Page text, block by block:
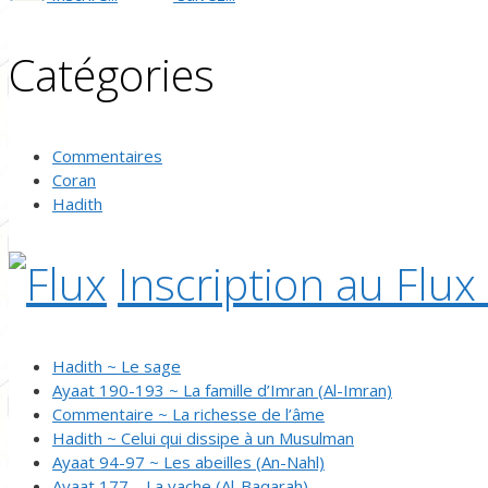
Catégories
Commentaires
Coran
Hadith
Inscription au Flux
Hadith ~ Le sage
Ayaat 190-193 ~ La famille d’Imran (Al-Imran)
Commentaire ~ La richesse de l’âme
Hadith ~ Celui qui dissipe à un Musulman
Ayaat 94-97 ~ Les abeilles (An-Nahl)